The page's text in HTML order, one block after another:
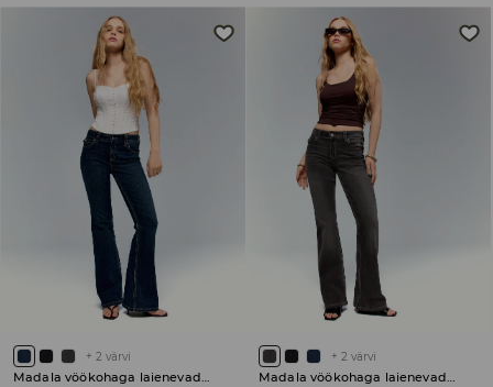
+ 2 värvi
Madala vöökohaga laienevad teksad PETITE
+ 2 värvi
Madala vöökohaga laienevad teksad PETITE